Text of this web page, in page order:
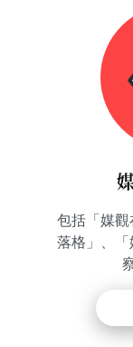
包括「媒
落格」、「